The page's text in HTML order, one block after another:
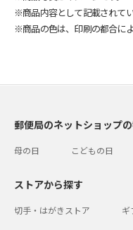
※商品内容として記載されて
※商品の色は、印刷の都合に
郵便局のネットショップ
母の日 こどもの日
ストアから探す
切手・はがきストア ギ